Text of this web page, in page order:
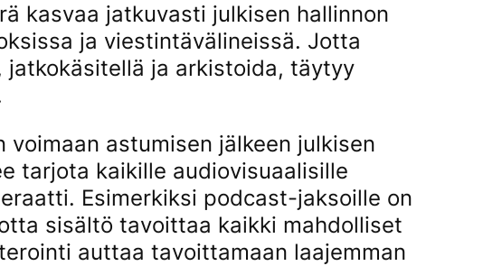
kasvaa jatkuvasti julkisen hallinnon
ja viestintävälineissä. Jotta
jatkokäsitellä ja arkistoida, täytyy
astumisen jälkeen julkisen
tarjota kaikille audiovisuaalisille
Esimerkiksi podcast-jaksoille on
sisältö tavoittaa kaikki mahdolliset
auttaa tavoittamaan laajemman